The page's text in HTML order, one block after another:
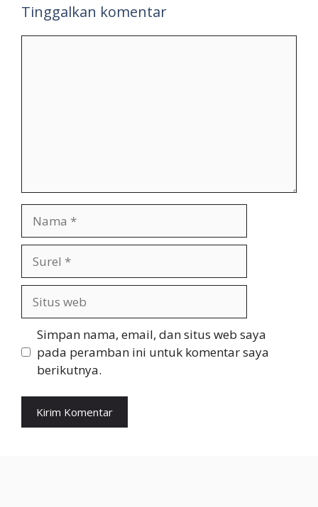
Tinggalkan komentar
web
Simpan nama, email, dan situs web saya
pada peramban ini untuk komentar saya
berikutnya.